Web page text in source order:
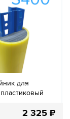
для
2 325 ₽